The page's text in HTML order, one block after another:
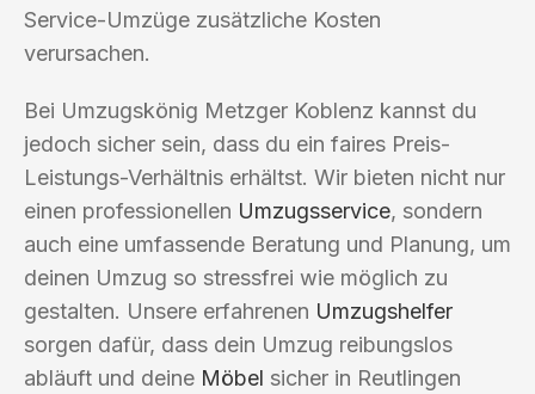
Service-Umzüge zusätzliche Kosten
verursachen.
Bei Umzugskönig Metzger Koblenz kannst du
jedoch sicher sein, dass du ein faires Preis-
Leistungs-Verhältnis erhältst. Wir bieten nicht nur
einen professionellen Umzugsservice, sondern
auch eine umfassende Beratung und Planung, um
deinen Umzug so stressfrei wie möglich zu
gestalten. Unsere erfahrenen Umzugshelfer
sorgen dafür, dass dein Umzug reibungslos
abläuft und deine Möbel sicher in Reutlingen